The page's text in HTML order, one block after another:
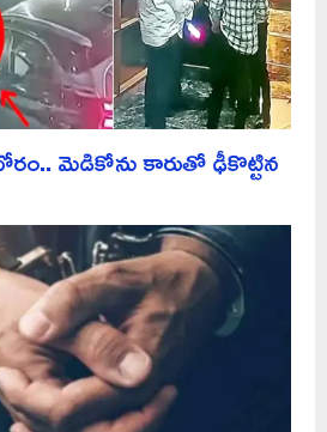
మెడికోను కారుతో ఢీకొట్టిన